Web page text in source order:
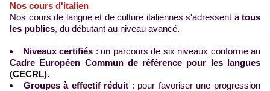
Nos cours d'italien
Nos cours de langue et de culture italiennes s'adressent à tous
les publics, du débutant au niveau avancé.
Niveaux certifiés : un parcours de six niveaux conforme au
Cadre Européen Commun de référence pour les langues
(CECRL).
Groupes à effectif réduit : pour favoriser une progression